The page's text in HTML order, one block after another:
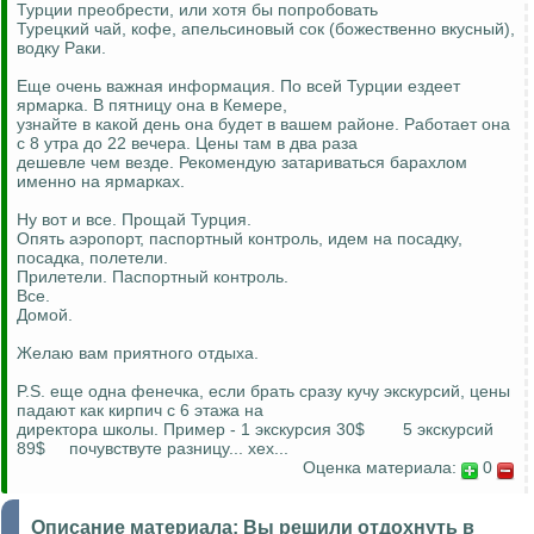
Турции преобрести, или хотя бы попробовать
Турецкий чай, кофе, апельсиновый сок (божественно вкусный),
водку Раки.
Еще очень важная информация. По всей Турции ездеет
ярмарка. В пятницу она в Кемере,
узнайте в какой день она будет в вашем районе. Работает она
с 8 утра до 22 вечера. Цены там в два раза
дешевле чем везде. Рекомендую затариваться барахлом
именно на ярмарках.
Ну вот и все. Прощай Турция.
Опять аэропорт, паспортный контроль, идем на посадку,
посадка, полетели.
Прилетели. Паспортный контроль.
Все.
Домой.
Желаю вам приятного отдыха.
P.S. еще одна фенечка, если брать сразу кучу экскурсий, цены
падают как кирпич с 6 этажа на
директора школы. Пример - 1 экскурсия 30$ 5 экскурсий
89$ почувствуте разницу... хех...
Оценка материала:
0
Описание материала: Вы решили отдохнуть в